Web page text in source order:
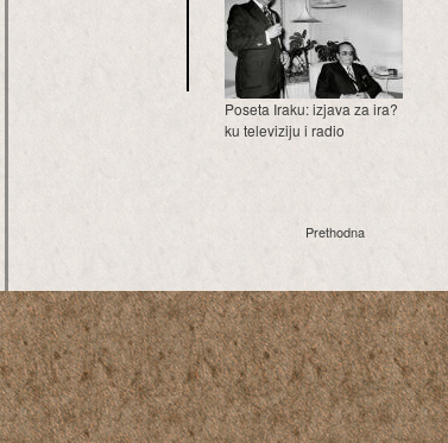
Poseta Iraku: izjava za ira?
ku televiziju i radio
Prethodna